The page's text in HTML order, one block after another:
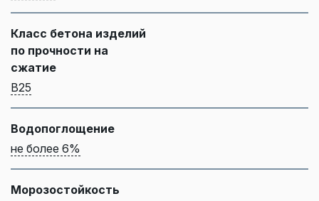
Класс бетона изделий
по прочности на
сжатие
B25
Водопоглощение
не более 6%
Морозостойкость